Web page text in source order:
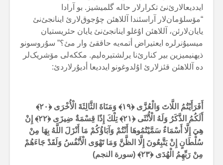
ایددیعالارئ‌نئ تکرارلار حالە گلمیشیز. بو آرادا
“مۆسلۆمان‌لار آراسئندا آللاهئن چۇجوق‌لارئ اینانجئ‌نئ
یایان‌لارئن، آللاهئن اۇغلو اینانجئ‌نئ یایان حئریستیان
میسیۇنرلرە ایعتیراض أتمەیە حاققئ وار مئ؟” سۇروسونو
ذیهنیمیزین بیر کنارئ‌نا یرلشتیرەلیم. مککەلی مۆشریک‌لر
دە آللاهئن قئزلارئ اۇلدوغونو ایددیعا أدیۇرلاردئ:
أَفَرَأَيْتُمُ اللَّاتَ وَالْعُزَّى ﴿۱۹﴾ وَمَنَاةَ الثَّالِثَةَ الْأُخْرَى ﴿۲۰﴾
أَلَكُمُ الذَّكَرُ وَلَهُ الْأُنْثَى ﴿۲۱﴾تِلْكَ إِذًا قِسْمَةٌ ضِيزَى ﴿۲۲﴾ إِنْ
هِيَ إِلَّا أَسْمَاءٌ سَمَّيْتُمُوهَا أَنْتُمْ وَآبَاؤُكُمْ مَا أَنْزَلَ اللَّهُ بِهَا مِنْ
سُلْطَانٍ إِنْ يَتَّبِعُونَ إِلَّا الظَّنَّ وَمَا تَهْوَى الْأَنْفُسُ وَلَقَدْ جَاءَهُمْ
مِنْ رَبِّهِمُ الْهُدَى ﴿۲۳﴾ (سورة النجم)